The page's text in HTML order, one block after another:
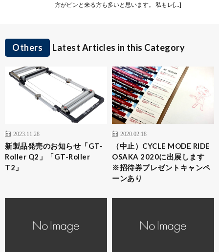
方がピンと来る方も多いと思います。 私もレ[…]
Others Latest Articles in this Category
2023.11.28
新製品発売のお知らせ「GT-
Roller Q2」「GT-Roller
T2」
2020.02.18
（中止）CYCLE MODE RIDE
OSAKA 2020に出展します
※招待券プレゼントキャンペ
ーンあり